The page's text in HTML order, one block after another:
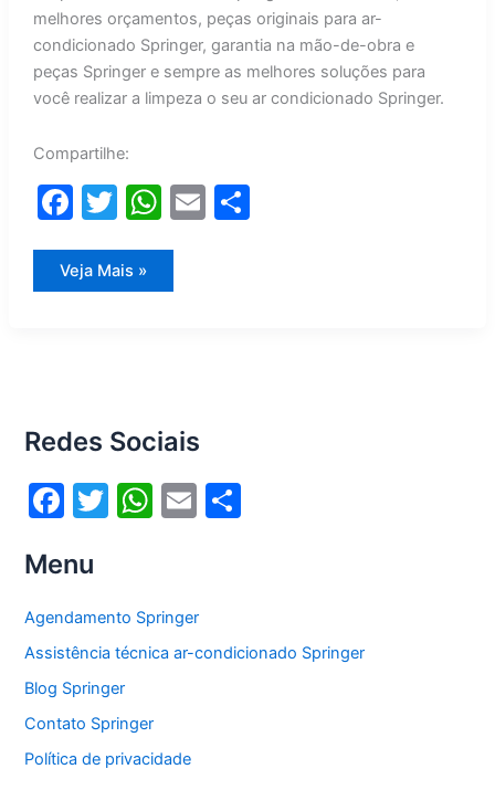
melhores orçamentos, peças originais para ar-
condicionado Springer, garantia na mão-de-obra e
peças Springer e sempre as melhores soluções para
você realizar a limpeza o seu ar condicionado Springer.
Compartilhe:
F
c
k
T
itt
W E S
Limpeza
Veja Mais »
Redes Sociais
F
c
e
b
o
o
k
T
er
W
s
A
p
E
l
Menu
Agendamento Springer
Assistência técnica ar-condicionado Springer
Blog Springer
Contato Springer
Política de privacidade